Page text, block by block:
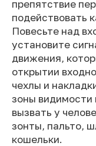
препятствие
подействовать
Повесьте над
установите
движения,
открытии
чехлы и
зоны видимости
вызвать у
зонты, пальто,
кошельки.